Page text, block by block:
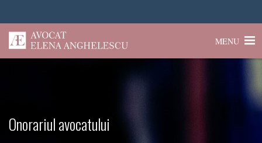
MENU
Onorariul avocatului